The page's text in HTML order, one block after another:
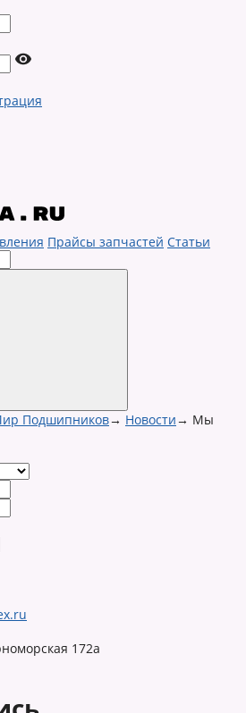
Прайсы запчастей Статьи
Подшипников→ Новости→ Мы
172а